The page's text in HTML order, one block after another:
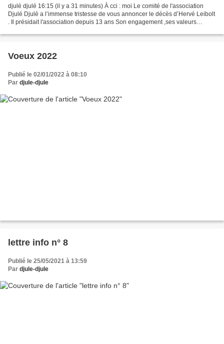
djulé djulé 16:15 (il y a 31 minutes) À cci : moi Le comité de l'association
Djulé Djulé a l’immense tristesse de vous annoncer le décès d’Hervé Leibolt
. Il présidait l'association depuis 13 ans Son engagement ,ses valeurs
Voeux 2022
Publié le 02/01/2022 à 08:10
Par djule-djule
lettre info n° 8
Publié le 25/05/2021 à 13:59
Par djule-djule